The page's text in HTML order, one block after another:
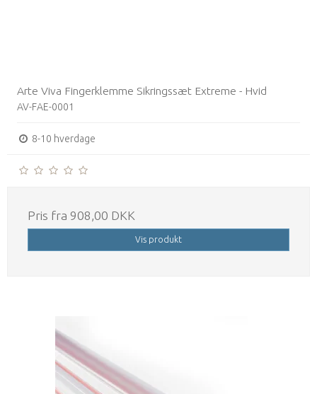
Arte Viva Fingerklemme Sikringssæt Extreme - Hvid
AV-FAE-0001
8-10 hverdage
Pris fra 908,00 DKK
Vis produkt